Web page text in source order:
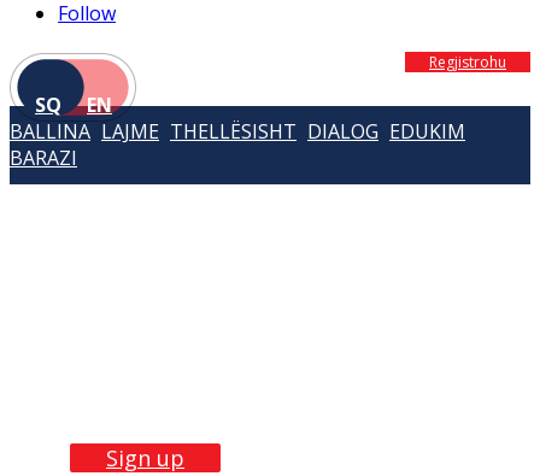
Follow
SQ EN
Regjistrohu
BALLINA LAJME THELLËSISHT DIALOG EDUKIM
BARAZI
Sign up